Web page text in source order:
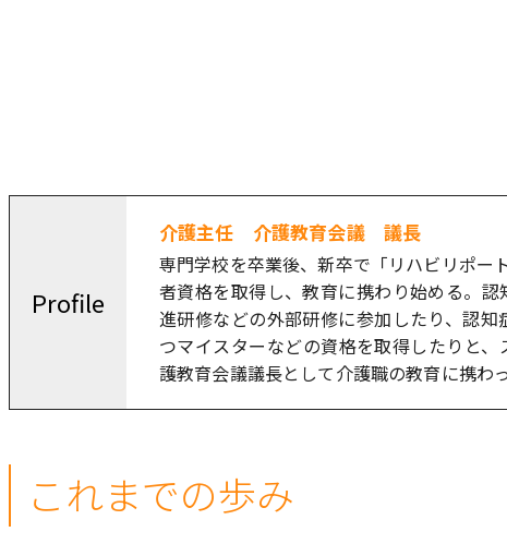
Profile
介護主任 介護教育会議 議長
専門学校を卒業後、新卒で「リハビリポー
者資格を取得し、教育に携わり始める。
進研修などの外部研修に参加したり、認
つマイスターなどの資格を取得したりと
護教育会議議長として介護職の教育に携わ
これまでの歩み